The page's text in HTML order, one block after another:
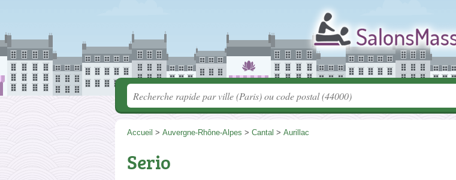
Accueil > Auvergne-Rhône-Alpes > Cantal > Aurillac
Serio